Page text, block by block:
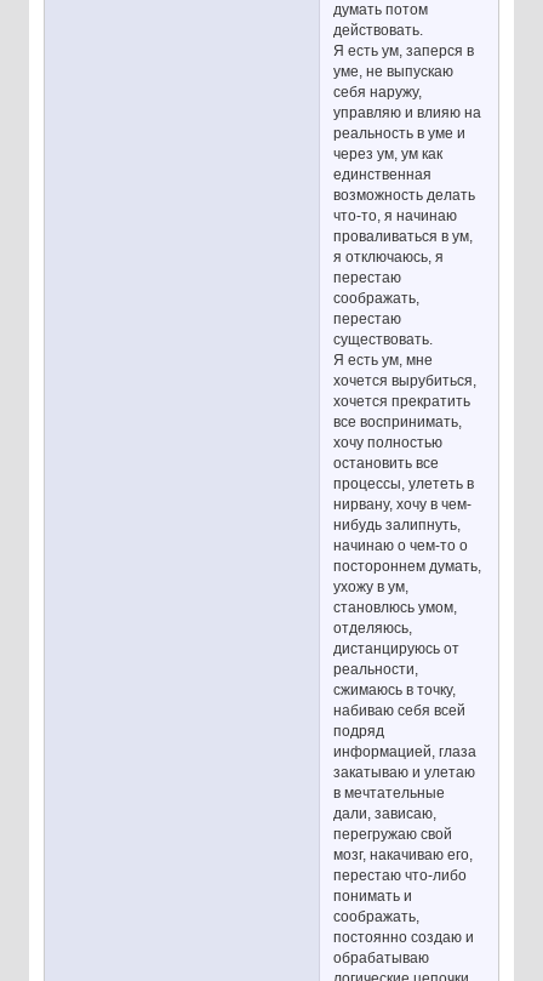
думать потом
действовать.
Я есть ум, заперся в
уме, не выпускаю
себя наружу,
управляю и влияю на
реальность в уме и
через ум, ум как
единственная
возможность делать
что-то, я начинаю
проваливаться в ум,
я отключаюсь, я
перестаю
соображать,
перестаю
существовать.
Я есть ум, мне
хочется вырубиться,
хочется прекратить
все воспринимать,
хочу полностью
остановить все
процессы, улететь в
нирвану, хочу в чем-
нибудь залипнуть,
начинаю о чем-то о
постороннем думать,
ухожу в ум,
становлюсь умом,
отделяюсь,
дистанцируюсь от
реальности,
сжимаюсь в точку,
набиваю себя всей
подряд
информацией, глаза
закатываю и улетаю
в мечтательные
дали, зависаю,
перегружаю свой
мозг, накачиваю его,
перестаю что-либо
понимать и
соображать,
постоянно создаю и
обрабатываю